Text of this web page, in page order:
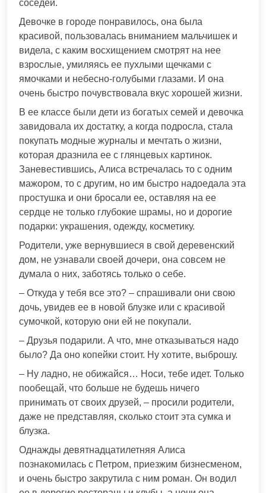
соседей.
Девочке в городе понравилось, она была
красивой, пользовалась вниманием мальчишек и
видела, с каким восхищением смотрят на нее
взрослые, умиляясь ее пухлыми щечками с
ямочками и небесно-голубыми глазами. И она
очень быстро почувствовала вкус хорошей жизни.
В ее классе были дети из богатых семей и девочка
завидовала их достатку, а когда подросла, стала
покупать модные журналы и мечтать о жизни,
которая дразнила ее с глянцевых картинок.
Заневестившись, Алиса встречалась то с одним
мажором, то с другим, но им быстро надоедала эта
простушка и они бросали ее, оставляя на ее
сердце не только глубокие шрамы, но и дорогие
подарки: украшения, одежду, косметику.
Родители, уже вернувшиеся в свой деревенский
дом, не узнавали своей дочери, она совсем не
думала о них, заботясь только о себе.
– Откуда у тебя все это? – спрашивали они свою
дочь, увидев ее в новой блузке или с красивой
сумочкой, которую они ей не покупали.
– Друзья подарили. А что, мне отказываться надо
было? Да оно копейки стоит. Ну хотите, выброшу.
– Ну ладно, не обижайся… Носи, тебе идет. Только
пообещай, что больше не будешь ничего
принимать от своих друзей, – просили родители,
даже не представляя, сколько стоит эта сумка и
блузка.
Однажды девятнадцатилетняя Алиса
познакомилась с Петром, приезжим бизнесменом,
и очень быстро закрутила с ним роман. Он водил